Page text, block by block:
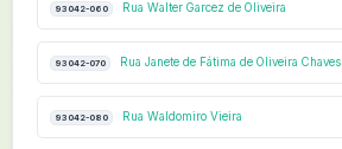
93042-060 Rua Walter Garcez de Oliveira
93042-070 Rua Janete de Fátima de Oliveira Chaves
93042-080 Rua Waldomiro Vieira